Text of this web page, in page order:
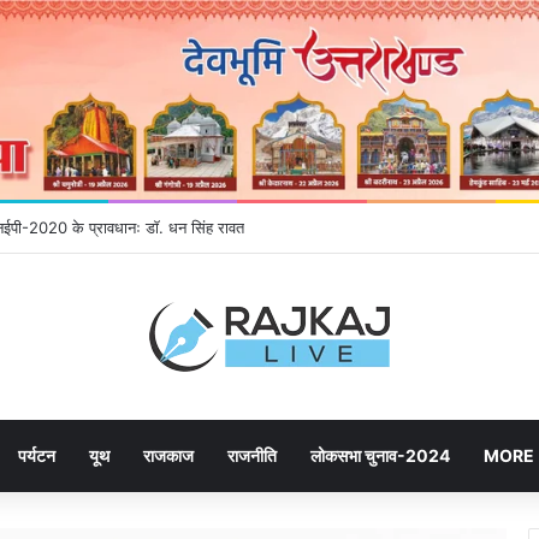
2020 के प्रावधानः डाॅ. धन सिंह रावत
पर्यटन यूथ राजकाज राजनीति लोकसभा चुनाव-2024 MORE